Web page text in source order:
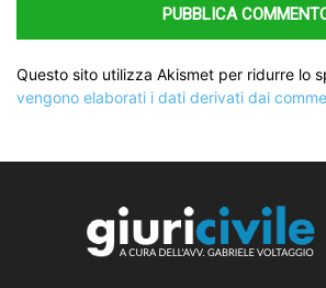
Questo sito utilizza Akismet per ridurre lo
vengono elaborati i dati derivati dai